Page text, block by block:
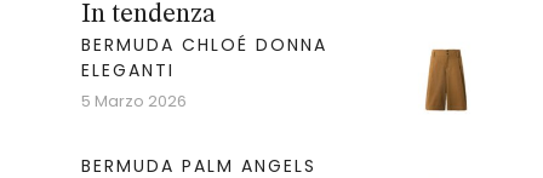
In tendenza
BERMUDA CHLOÉ DONNA
ELEGANTI
5 Marzo 2026
BERMUDA PALM ANGELS